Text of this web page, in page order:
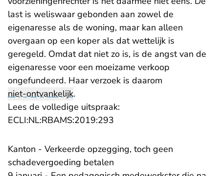
last is weliswaar gebonden aan zowel de
eigenaresse als de woning, maar kan alleen
overgaan op een koper als dat wettelijk is
geregeld. Omdat dat niet zo is, is de angst van de
eigenaresse voor een moeizame verkoop
ongefundeerd. Haar verzoek is daarom
niet-ontvankelijk.
Lees de volledige uitspraak:
ECLI:NL:RBAMS:2019:293
Kanton - Verkeerde opzegging, toch geen
schadevergoeding betalen